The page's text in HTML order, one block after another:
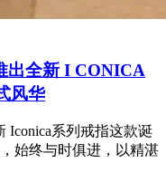
出全新 I CONICA
风华
Iconica系列戒指这款诞
始终与时俱进，以精湛